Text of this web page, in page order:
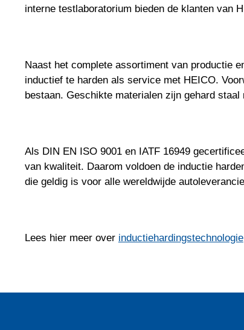
interne testlaboratorium bieden de klanten van
Naast het complete assortiment van productie
inductief te harden als service met HEICO.
bestaan. Geschikte materialen zijn gehard
Als DIN EN ISO 9001 en IATF 16949
van kwaliteit. Daarom voldoen de inductie
die geldig is voor alle wereldwijde
Lees hier meer over inductiehardingstechnologie